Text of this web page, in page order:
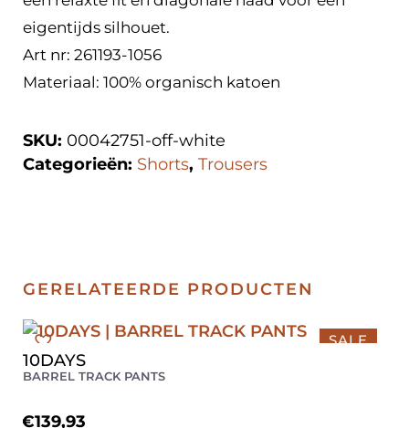
eigentijds silhouet.
Art nr: 261193-1056
Materiaal: 100% organisch katoen
SKU: 00042751-off-white
Categorieën: Shorts, Trousers
GERELATEERDE PRODUCTEN
10DAYS
BARREL TRACK PANTS
€139,93
SALE